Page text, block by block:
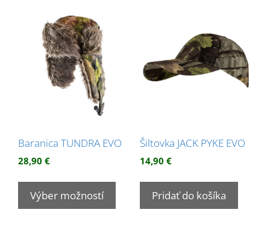
Baranica TUNDRA EVO
28,90 €
Výber možností
Tento
má
Šiltovka JACK PYKE EVO
14,90 €
Pridať do košíka